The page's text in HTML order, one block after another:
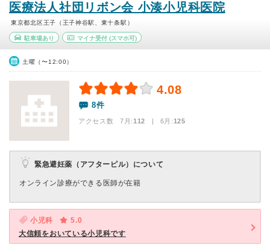
医療法人社団リボン会 小湊小児科医院
東京都北区王子（王子神谷駅、東十条駅）
駐車場あり マイナ受付(スマホ可)
土曜（〜12:00）
4.08
8件
アクセス数 7月:112 | 6月:125
緊急避妊薬（アフターピル）について
オンライン診療ができる医師が在籍
小児科
5.0
大信頼をおいている小児科です